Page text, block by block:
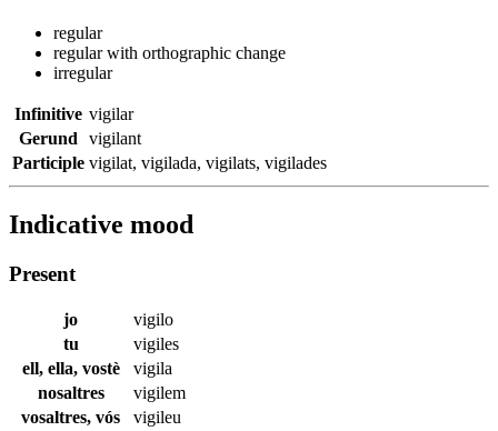
regular
regular with orthographic change
irregular
Infinitive vigilar
Gerund
vigilant
Participle vigilat, vigilada, vigilats, vigilades
Indicative mood
Present
jo
vigilo
tu
vigiles
ell, ella, vostè
vigila
nosaltres
vigilem
vosaltres, vós
vigileu